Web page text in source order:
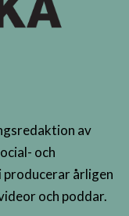
av
och
producerar årligen
och poddar.